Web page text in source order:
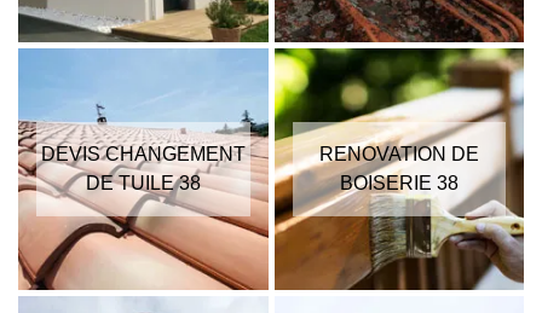
DEVIS CHANGEMENT
DE TUILE 38
RENOVATION DE
BOISERIE 38